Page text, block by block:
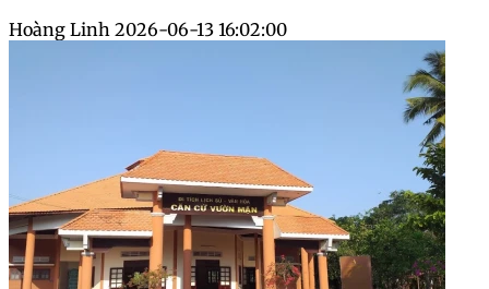
Hoàng Linh 2026-06-13 16:02:00